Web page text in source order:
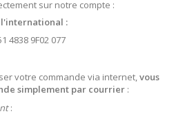
sur notre compte :
l'international :
4838 9F02 077
votre commande via internet,vous
simplement par courrier :
: